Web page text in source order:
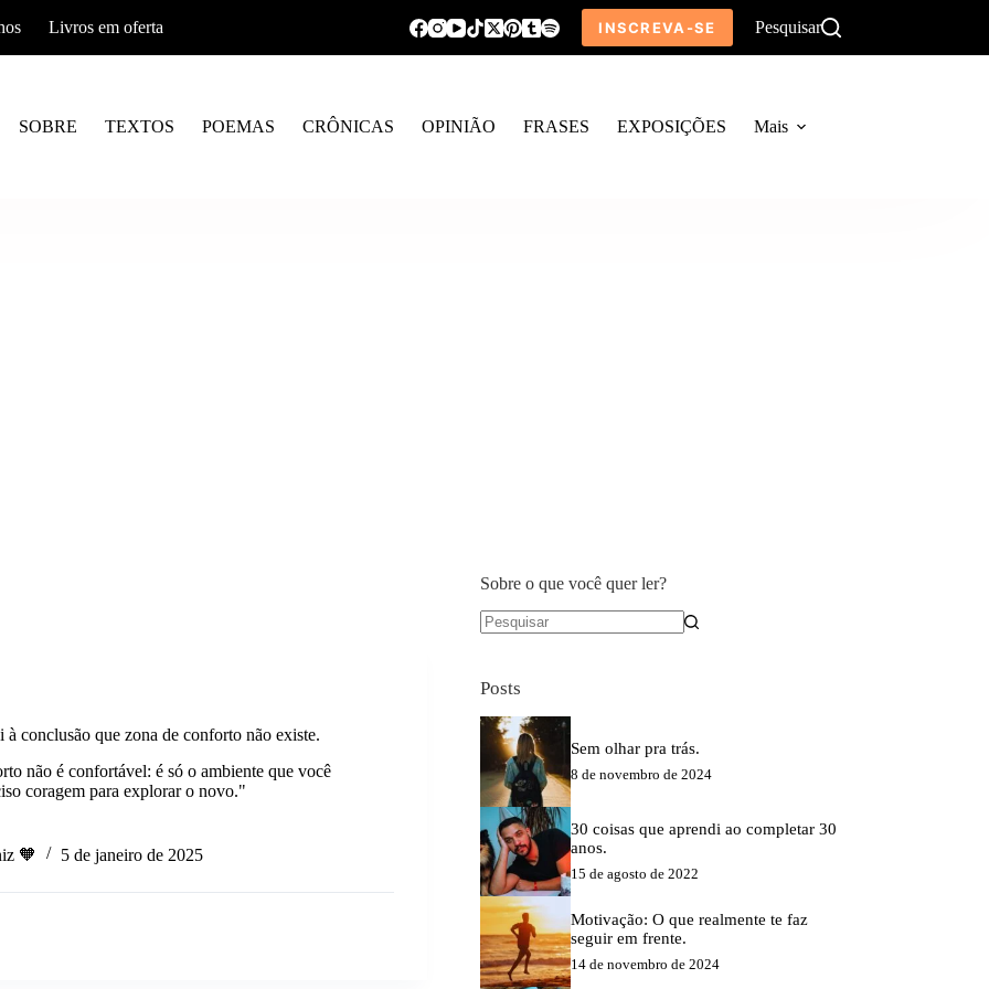
Livros em oferta INSCREVA-SE Pesquisar
SOBRE TEXTOS POEMAS CRÔNICAS OPINIÃO FRASES EXPOSIÇÕES Mais
conclusão que zona de conforto não existe.
não é confortável: é só o ambiente que você
coragem para explorar o novo."
🧡 5 de janeiro de 2025
Sobre o que você quer ler?
Posts
Sem olhar pra trás.
8 de novembro de 2024
30 coisas que aprendi ao completar 30
anos.
15 de agosto de 2022
Motivação: O que realmente te faz
seguir em frente.
14 de novembro de 2024